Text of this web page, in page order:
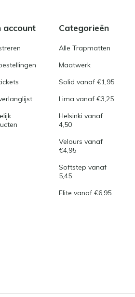
account Categorieën
Alle Trapmatten
Maatwerk
Solid vanaf €1,95
Lima vanaf €3,25
Helsinki vanaf
4,50
Velours vanaf
€4,95
Softstep vanaf
5,45
Elite vanaf €6,95